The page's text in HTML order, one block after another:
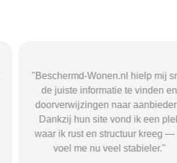
"Beschermd-Wonen.nl hielp mij
de juiste informatie te vinden en
doorverwijzingen naar
Dankzij hun site vond ik een
waar ik rust en structuur kreeg —
voel me nu veel stabieler."